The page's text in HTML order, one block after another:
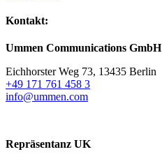
Kontakt:
Ummen Communications GmbH
Eichhorster Weg 73, 13435 Berlin
+49 171 761 458 3
info@ummen.com
Repräsentanz UK